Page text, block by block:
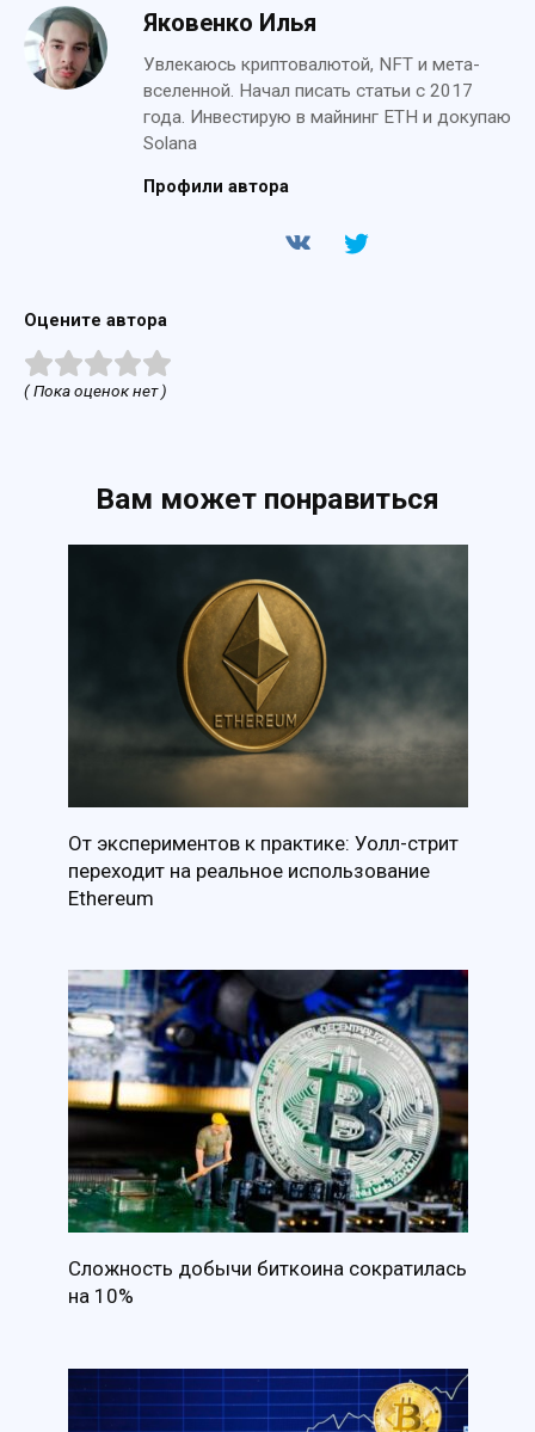
Яковенко Илья
Увлекаюсь криптовалютой, NFT и мета-
вселенной. Начал писать статьи с 2017
года. Инвестирую в майнинг ETH и докупаю
Solana
Профили автора
Оцените автора
( Пока оценок нет )
Вам может понравиться
От экспериментов к практике: Уолл-стрит
переходит на реальное использование
Ethereum
Сложность добычи биткоина сократилась
на 10%